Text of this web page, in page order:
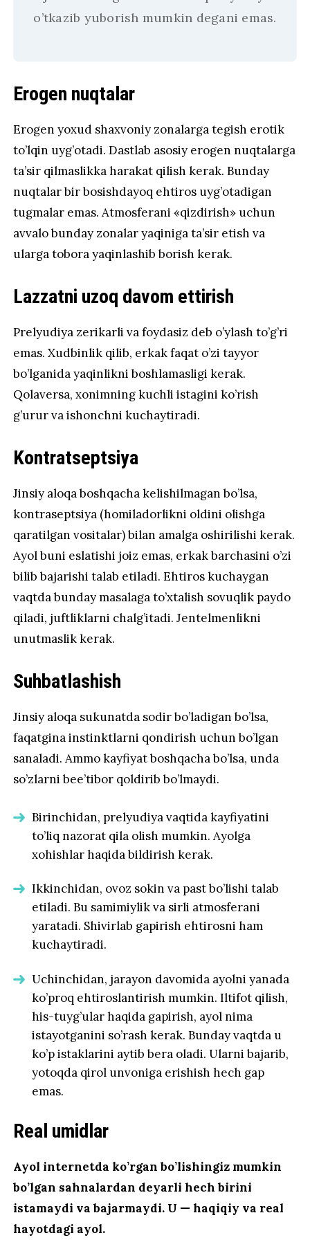
o’tkazib yuborish mumkin degani emas.
Erogen nuqtalar
Erogen yoxud shaxvoniy zonalarga tegish erotik
to’lqin uyg’otadi. Dastlab asosiy erogen nuqtalarga
ta’sir qilmaslikka harakat qilish kerak. Bunday
nuqtalar bir bosishdayoq ehtiros uyg’otadigan
tugmalar emas. Atmosferani «qizdirish» uchun
avvalo bunday zonalar yaqiniga ta’sir etish va
ularga tobora yaqinlashib borish kerak.
Lazzatni uzoq davom ettirish
Prelyudiya zerikarli va foydasiz deb o’ylash to’g’ri
emas. Xudbinlik qilib, erkak faqat o’zi tayyor
bo’lganida yaqinlikni boshlamasligi kerak.
Qolaversa, xonimning kuchli istagini ko’rish
g’urur va ishonchni kuchaytiradi.
Kontratseptsiya
Jinsiy aloqa boshqacha kelishilmagan bo’lsa,
kontraseptsiya (homiladorlikni oldini olishga
qaratilgan vositalar) bilan amalga oshirilishi kerak.
Ayol buni eslatishi joiz emas, erkak barchasini o’zi
bilib bajarishi talab etiladi. Ehtiros kuchaygan
vaqtda bunday masalaga to’xtalish sovuqlik paydo
qiladi, juftliklarni chalg’itadi. Jentelmenlikni
unutmaslik kerak.
Suhbatlashish
Jinsiy aloqa sukunatda sodir bo’ladigan bo’lsa,
faqatgina instinktlarni qondirish uchun bo’lgan
sanaladi. Ammo kayfiyat boshqacha bo’lsa, unda
so’zlarni bee’tibor qoldirib bo’lmaydi.
Birinchidan, prelyudiya vaqtida kayfiyatini
to’liq nazorat qila olish mumkin. Ayolga
xohishlar haqida bildirish kerak.
Ikkinchidan, ovoz sokin va past bo’lishi talab
etiladi. Bu samimiylik va sirli atmosferani
yaratadi. Shivirlab gapirish ehtirosni ham
kuchaytiradi.
Uchinchidan, jarayon davomida ayolni yanada
ko’proq ehtiroslantirish mumkin. Iltifot qilish,
his-tuyg’ular haqida gapirish, ayol nima
istayotganini so’rash kerak. Bunday vaqtda u
ko’p istaklarini aytib bera oladi. Ularni bajarib,
yotoqda qirol unvoniga erishish hech gap
emas.
Real umidlar
Ayol internetda ko’rgan bo’lishingiz mumkin
bo’lgan sahnalardan deyarli hech birini
istamaydi va bajarmaydi. U — haqiqiy va real
hayotdagi ayol.